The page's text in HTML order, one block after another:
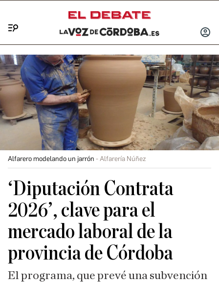
INICIAR
Alfarero modelando un jarrón Alfarería Núñez
‘Diputación Contrata
2026’, clave para el
mercado laboral de la
provincia de Córdoba
El programa, que prevé una subvención